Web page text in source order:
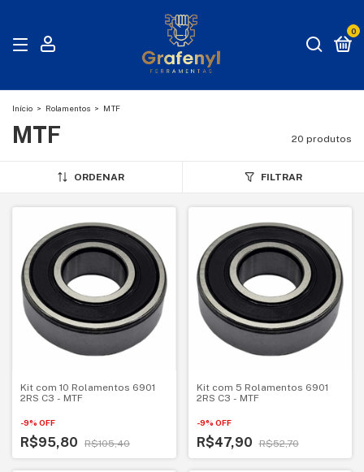
0
Início > Rolamentos > MTF
MTF 20 produtos
ORDENAR FILTRAR
Kit com 10 Rolamentos 6901
2RS C3 - MTF
-9% OFF
R$95,80 R$105,40
Kit com 5 Rolamentos 6901
2RS C3 - MTF
-9% OFF
R$47,90 R$52,70